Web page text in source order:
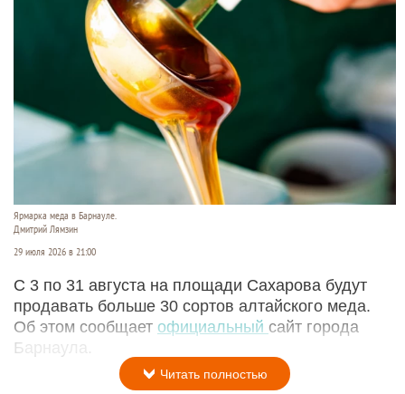
Депутат Андрей Колесник заявил, что
мессенджер могут признать террористическим
после обвинений в адрес Павла Дурова. По его
словам, основатель мессенджера игнорировал
требования удалить каналы, через которые
вербовали россиян.
Читать полностью
В Барнауле на месяц откроется ярмарка меда